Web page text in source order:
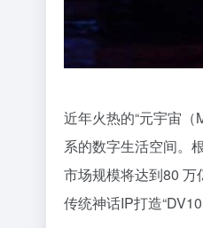
近年火热的“元宇宙
系的数字生活空间。
市场规模将达到80
传统神话IP打造